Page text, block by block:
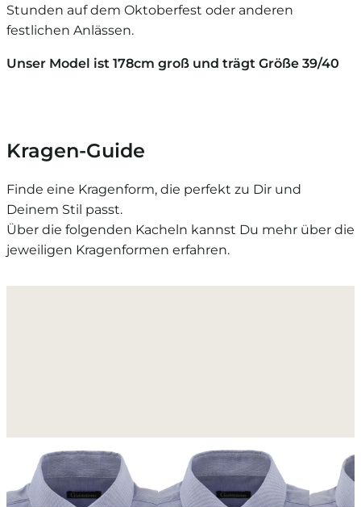
Stunden auf dem Oktoberfest oder anderen
festlichen Anlässen.
Unser Model ist 178cm groß und trägt Größe 39/40
Kragen-Guide
Finde eine Kragenform, die perfekt zu Dir und
Deinem Stil passt.
Über die folgenden Kacheln kannst Du mehr über die
jeweiligen Kragenformen erfahren.
Moderner
Haifischkragen
Kentkragen